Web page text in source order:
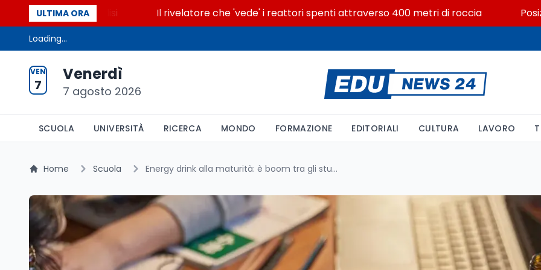
ULTIMA ORA
la glicolisi Il rivelatore che 'vede' i reattori spenti attraverso 400 metri di roccia Posizioni
Loading...
VEN
7
Venerdì
7 agosto 2026
SCUOLA UNIVERSITÀ RICERCA MONDO FORMAZIONE EDITORIALI CULTURA LAVORO
Home Scuola Energy drink alla maturità: è boom tra gli studenti, nonostante i rischi per la salute